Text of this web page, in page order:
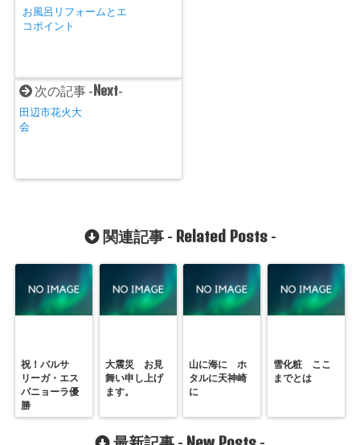
お風呂リフォームとエ
コポイント
次の記事 - Next-
田辺市花火大
会
関連記事 - Related Posts-
祝！バルサ
リーガ・エス
パニョーラ優
勝
大震災 お見
舞い申し上げ
ます。
山に海に ホ
タルに天神崎
に
雪化粧 ここ
までとは